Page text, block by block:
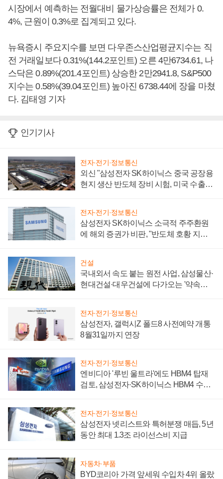
시장에서 예측하는 전월대비 물가상승률은 전체가 0.
4%, 근원이 0.3%로 집계되고 있다.
뉴욕증시 주요지수를 보면 다우존스산업평균지수는 직
전 거래일보다 0.31%(144.2포인트) 오른 4만6734.61, 나
스닥은 0.89%(201.4포인트) 상승한 2만2941.8, S&P500
지수는 0.58%(39.04포인트) 높아진 6738.44에 장을 마쳤
다. 김태영 기자
인기기사
전자·전기·정보통신
외신 "삼성전자 SK하이닉스 중국 공장용
현지 생산 반도체 장비 시험, 미국 수출통
전자·전기·정보통신
삼성전자 SK하이닉스 소극적 주주환원
에 해외 증권가 비판, "반도체 호황 지속
건설
국내외서 속도 붙는 원전 사업, 삼성물산·
현대건설·대우건설에 다가오는 '약속의
전자·전기·정보통신
삼성전자, 갤럭시Z 폴드8 사전예약 개통
8월31일까지 연장
전자·전기·정보통신
엔비디아 '루빈 울트라'에도 HBM4 탑재
검토, 삼성전자·SK하이닉스 HBM4 수율
전자·전기·정보통신
삼성전자 넷리스트와 특허분쟁 매듭, 5년
동안 최대 1.3조 라이선스비 지급
자동차·부품
BYD코리아 가격 앞세워 수입차 4위 올랐